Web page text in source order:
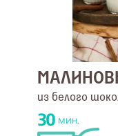
из белого
30мин.